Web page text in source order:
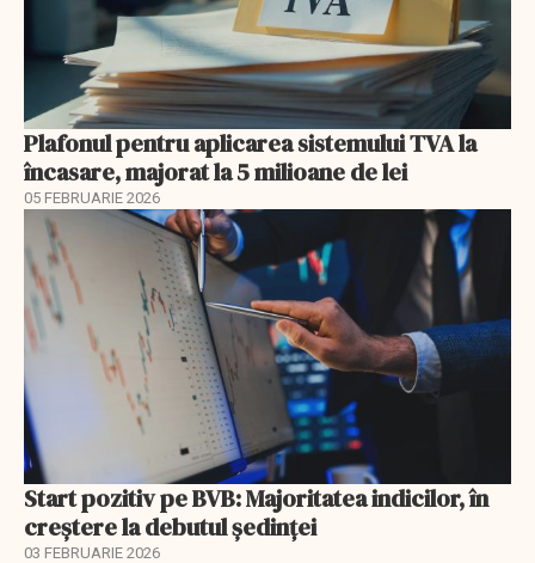
Plafonul pentru aplicarea sistemului TVA la
încasare, majorat la 5 milioane de lei
05 FEBRUARIE 2026
Start pozitiv pe BVB: Majoritatea indicilor, în
creştere la debutul şedinţei
03 FEBRUARIE 2026